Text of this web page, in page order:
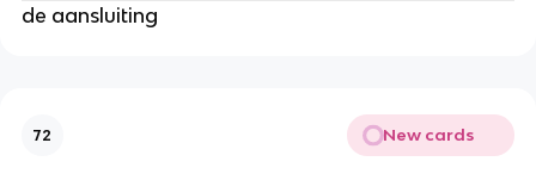
de aansluiting
72 New cards